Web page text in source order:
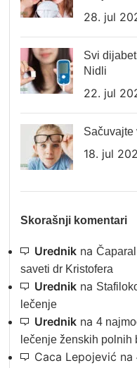
28. jul
Svi
Nidli
22. jul
Sačuvajte
18. jul
Skorašnji komentari
Urednikna
saveti dr Kristofera
Urednikna
lečenje
Urednikna 4
lečenje ženskih polnih
Caca Lepojević na